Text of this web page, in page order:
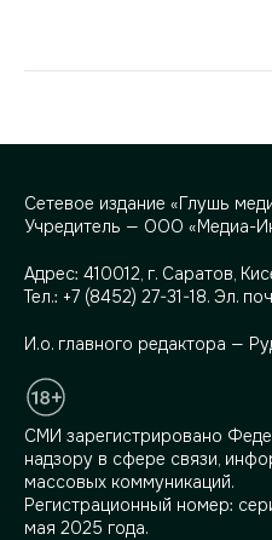
Сетевое издание «Глушь
Учредитель — ООО «Медиа-
Адрес: 410012, г. Саратов,
Тел.: +7 (8452) 27-31-18. Эл.
И.о. главного редактора —
СМИ зарегистрировано
надзору в сфере связи,
массовых коммуникаций.
Регистрационный номер:
мая 2025 года.